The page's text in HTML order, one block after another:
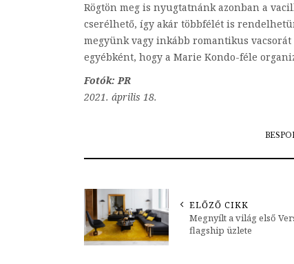
Rögtön meg is nyugtatnánk azonban a
cserélhető, így akár többfélét is
megyünk vagy inkább romantikus
egyébként, hogy a Marie Kondo-féle
Fotók: PR
2021. április 18.
ELŐZŐ CIKK
Megnyílt a világ első
flagship üzlete